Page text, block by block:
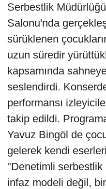
Serbestlik
Salonu'nda
sürüklenen
uzun süredir
kapsamında
seslendirdi.
performansı
takip edildi.
Yavuz Bingöl de
gelerek kendi
"Denetimli serbestlik
infaz modeli değil,